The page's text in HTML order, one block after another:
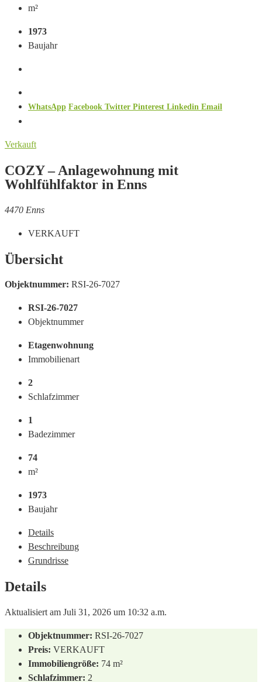
m²
1973
Baujahr
WhatsApp Facebook Twitter Pinterest Linkedin Email
Verkauft
COZY – Anlagewohnung mit
Wohlfühlfaktor in Enns
4470 Enns
VERKAUFT
Übersicht
Objektnummer: RSI-26-7027
RSI-26-7027
Objektnummer
Etagenwohnung
Immobilienart
2
Schlafzimmer
1
Badezimmer
74
m²
1973
Baujahr
Details
Beschreibung
Grundrisse
Details
Aktualisiert am Juli 31, 2026 um 10:32 a.m.
Objektnummer: RSI-26-7027
Preis: VERKAUFT
Immobiliengröße: 74 m²
Schlafzimmer: 2